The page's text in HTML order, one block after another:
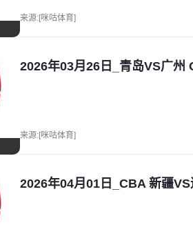
来源:[咪咕体育]
2026年03月26日_青岛VS广州
来源:[咪咕体育]
2026年04月01日_CBA 新疆VS